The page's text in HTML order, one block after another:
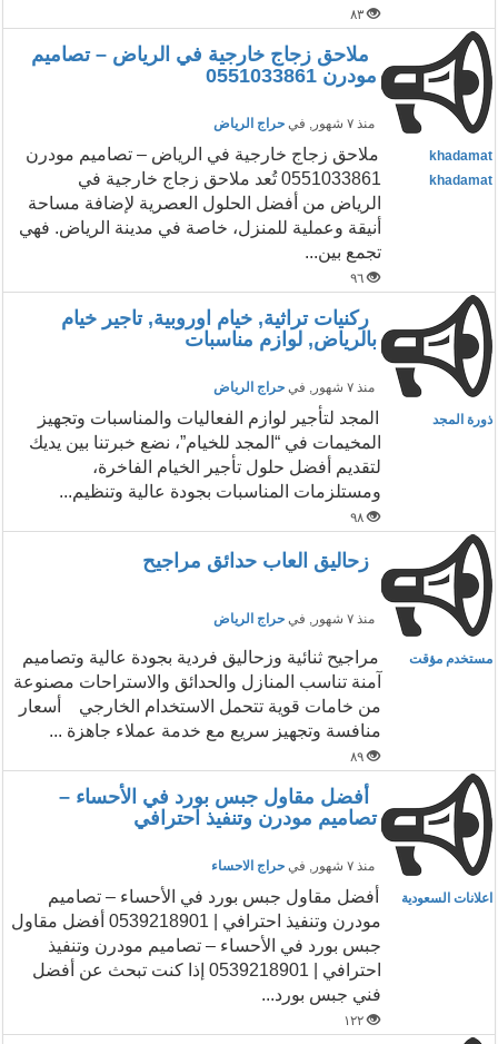
٨٣
ملاحق زجاج خارجية في الرياض – تصاميم
مودرن 0551033861
منذ ٧ شهور , في حراج الرياض
khadamat
khadamat
ملاحق زجاج خارجية في الرياض – تصاميم مودرن
0551033861 تُعد ملاحق زجاج خارجية في
الرياض من أفضل الحلول العصرية لإضافة مساحة
أنيقة وعملية للمنزل، خاصة في مدينة الرياض. فهي
تجمع بين...
٩٦
ركنيات تراثية, خيام اوروبية, تاجير خيام
بالرياض, لوازم مناسبات
منذ ٧ شهور , في حراج الرياض
ذورة المجد
المجد لتأجير لوازم الفعاليات والمناسبات وتجهيز
المخيمات في “المجد للخيام”، نضع خبرتنا بين يديك
لتقديم أفضل حلول تأجير الخيام الفاخرة،
ومستلزمات المناسبات بجودة عالية وتنظيم...
٩٨
زحاليق العاب حدائق مراجيح
منذ ٧ شهور , في حراج الرياض
مستخدم مؤقت
مراجيح ثنائية وزحاليق فردية بجودة عالية وتصاميم
آمنة تناسب المنازل والحدائق والاستراحات مصنوعة
من خامات قوية تتحمل الاستخدام الخارجي أسعار
منافسة وتجهيز سريع مع خدمة عملاء جاهزة ...
٨٩
أفضل مقاول جبس بورد في الأحساء –
تصاميم مودرن وتنفيذ احترافي
منذ ٧ شهور , في حراج الاحساء
اعلانات السعودية
أفضل مقاول جبس بورد في الأحساء – تصاميم
مودرن وتنفيذ احترافي | 0539218901 أفضل مقاول
جبس بورد في الأحساء – تصاميم مودرن وتنفيذ
احترافي | 0539218901 إذا كنت تبحث عن أفضل
فني جبس بورد...
١٢٢